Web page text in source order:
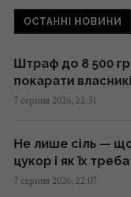
В результаті
склад засобів
РЕБ не замінить
про найбільшу
Що станеться з
тривалий час не
ОСТАННІ НОВИНИ
Штраф до 8 500
покарати
7 серпня 2026, 22:31
Не лише сіль —
цукор і як їх
7 серпня 2026, 22:07